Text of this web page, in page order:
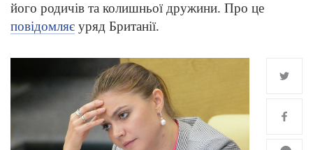
його родичів та колишньої дружини. Про це
повідомляє уряд Британії.